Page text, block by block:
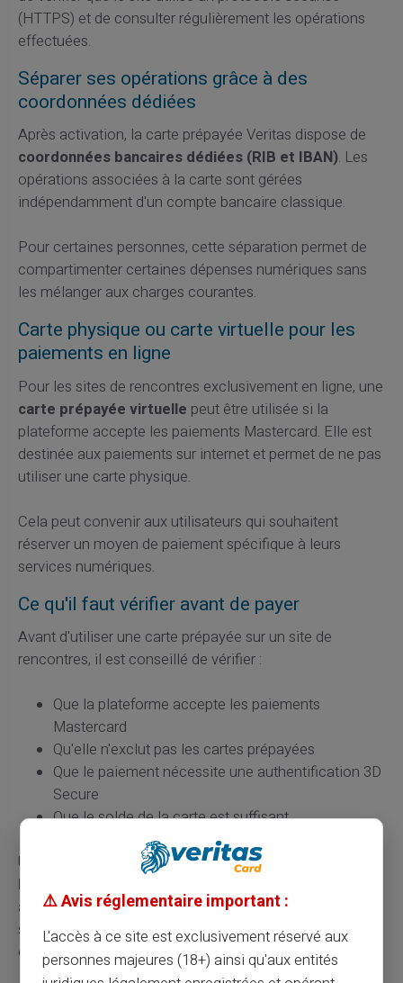
(HTTPS) et de consulter régulièrement les opérations
effectuées.
Séparer ses opérations grâce à des
coordonnées dédiées
Après activation, la carte prépayée Veritas dispose de
coordonnées bancaires dédiées (RIB et IBAN). Les
opérations associées à la carte sont gérées
indépendamment d'un compte bancaire classique.
Pour certaines personnes, cette séparation permet de
compartimenter certaines dépenses numériques sans
les mélanger aux charges courantes.
Carte physique ou carte virtuelle pour les
paiements en ligne
Pour les sites de rencontres exclusivement en ligne, une
carte prépayée virtuelle peut être utilisée si la
plateforme accepte les paiements Mastercard. Elle est
destinée aux paiements sur internet et permet de ne pas
utiliser une carte physique.
Cela peut convenir aux utilisateurs qui souhaitent
réserver un moyen de paiement spécifique à leurs
services numériques.
Ce qu'il faut vérifier avant de payer
Avant d'utiliser une carte prépayée sur un site de
rencontres, il est conseillé de vérifier :
Que la plateforme accepte les paiements
Mastercard
Qu'elle n'exclut pas les cartes prépayées
Que le paiement nécessite une authentification 3D
Secure
Que le solde de la carte est suffisant
Une
carte prépayée utilisable pour les paiements en
ligne
authentification sécurisée, peut donc être utilisée sur un
site de rencontres si celui-ci accepte le réseau
correspondant.
⚠️ Avis réglementaire important :
L'accès à ce site est exclusivement réservé aux
personnes majeures (18+) ainsi qu'aux entités